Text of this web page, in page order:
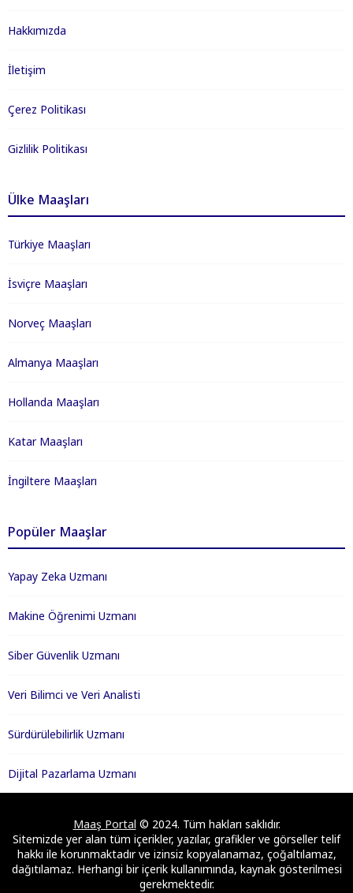
Hakkımızda
İletişim
Çerez Politikası
Gizlilik Politikası
Ülke Maaşları
Türkiye Maaşları
İsviçre Maaşları
Norveç Maaşları
Almanya Maaşları
Hollanda Maaşları
Katar Maaşları
İngiltere Maaşları
Popüler Maaşlar
Yapay Zeka Uzmanı
Makine Öğrenimi Uzmanı
Siber Güvenlik Uzmanı
Veri Bilimci ve Veri Analisti
Sürdürülebilirlik Uzmanı
Dijital Pazarlama Uzmanı
Maaş Portal © 2024. Tüm hakları saklıdır.
Sitemizde yer alan tüm içerikler, yazılar, grafikler ve görseller telif
hakkı ile korunmaktadır ve izinsiz kopyalanamaz, çoğaltılamaz,
dağıtılamaz. Herhangi bir içerik kullanımında, kaynak gösterilmesi
gerekmektedir.